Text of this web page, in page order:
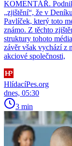
KOMENTÁŘ.
„zjištění“, že v
Pavlíček, který toto
známo. Z těchto
struktury tohoto
závěr však vychází z
akciové společnosti,
HlídacíPes.org
dnes, 05:30
3 min